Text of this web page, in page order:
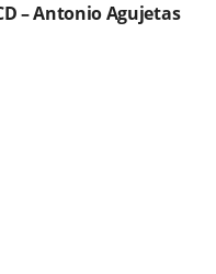
– Antonio Agujetas